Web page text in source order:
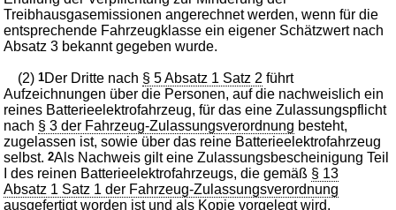
Treibhausgasemissionen angerechnet werden, wenn für die
entsprechende Fahrzeugklasse ein eigener Schätzwert nach
Absatz 3 bekannt gegeben wurde.
(2)1Der Dritte nach § 5 Absatz 1 Satz 2 führt
Aufzeichnungen über die Personen, auf die nachweislich ein
reines Batterieelektrofahrzeug, für das eine Zulassungspflicht
nach § 3 der Fahrzeug-Zulassungsverordnung besteht,
zugelassen ist, sowie über das reine Batterieelektrofahrzeug
selbst.2Als Nachweis gilt eine Zulassungsbescheinigung Teil
I des reinen Batterieelektrofahrzeugs, die gemäß § 13
Absatz 1 Satz 1 der Fahrzeug-Zulassungsverordnung
ausgefertigt worden ist und als Kopie vorgelegt wird.